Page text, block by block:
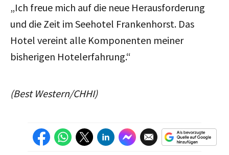
„Ich freue mich auf die neue Herausforderung
und die Zeit im Seehotel Frankenhorst. Das
Hotel vereint alle Komponenten meiner
bisherigen Hotelerfahrung.“
(Best Western/CHHI)